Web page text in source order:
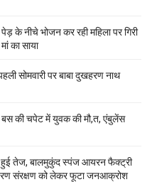
के नीचे भोजन कर रही महिला पर गिरी
का साया
सोमवारी पर बाबा दुखहरण नाथ
बस की चपेट में युवक की मौ,त, एंबुलेंस
हुई तेज, बालमुकुंद स्पंज आयरन फैक्ट्री
संरक्षण को लेकर फूटा जनआक्रोश